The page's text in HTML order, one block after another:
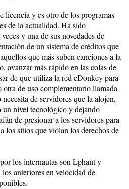
licencia y es otro de los programas
de la actualidad. Ha sido
y una de sus novedades de
de un sistema de créditos que
que más suben canciones a la
avanzar más rápido en las colas de
de que utiliza la red eDonkey para
de uso complementario llamada
de servidores que la alojen,
un nivel tecnológico y dejando
de presionar a los servidores para
los sitios que violan los derechos de
los internautas son Lphant y
anteriores en velocidad de